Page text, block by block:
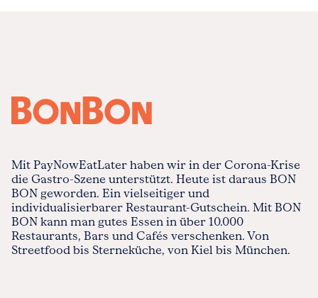
Mit PayNowEatLater haben wir in der Corona-Krise
die Gastro-Szene unterstützt. Heute ist daraus BON
BON geworden. Ein vielseitiger und
individualisierbarer Restaurant-Gutschein. Mit BON
BON kann man gutes Essen in über 10.000
Restaurants, Bars und Cafés verschenken. Von
Streetfood bis Sterneküche, von Kiel bis München.